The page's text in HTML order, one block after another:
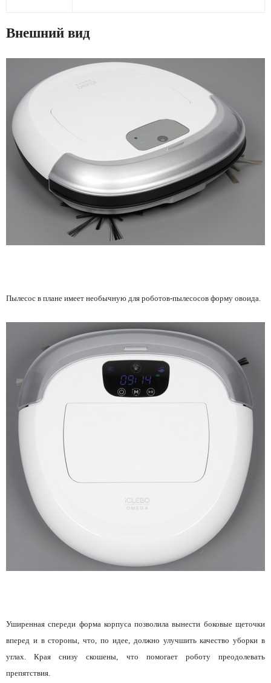
Внешний вид
Пылесос в плане имеет необычную для роботов-пылесосов форму овоида.
Уширенная спереди форма корпуса позволила вынести боковые щеточки
вперед и в стороны, что, по идее, должно улучшить качество уборки в
углах. Края снизу скошены, что помогает роботу преодолевать
препятствия.